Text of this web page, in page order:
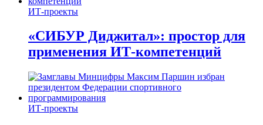
ИТ-проекты
«СИБУР Диджитал»: простор для
применения ИТ-компетенций
ИТ-проекты